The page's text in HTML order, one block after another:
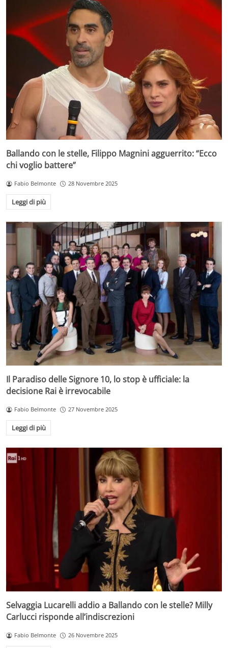
Ballando con le stelle, Filippo Magnini agguerrito: “Ecco
chi voglio battere”
Fabio Belmonte 28 Novembre 2025
Leggi di più
Il Paradiso delle Signore 10, lo stop è ufficiale: la
decisione Rai è irrevocabile
Fabio Belmonte 27 Novembre 2025
Leggi di più
Selvaggia Lucarelli addio a Ballando con le stelle? Milly
Carlucci risponde all’indiscrezioni
Fabio Belmonte 26 Novembre 2025